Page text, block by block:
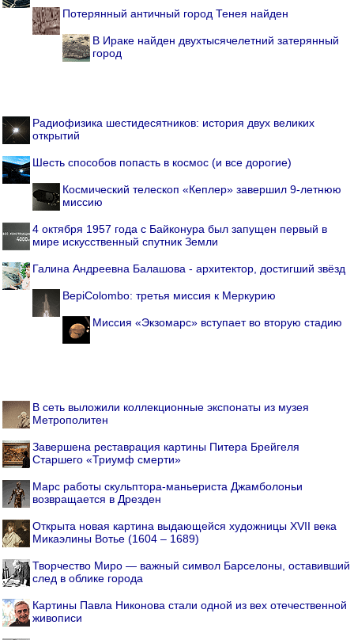
Потерянный античный город Тенея найден
В Ираке найден двухтысячелетний затерянный
город
Радиофизика шестидесятников: история двух великих
открытий
Шесть способов попасть в космос (и все дорогие)
Космический телескоп «Кеплер» завершил 9-летнюю
миссию
4 октября 1957 года с Байконура был запущен первый в
мире искусственный спутник Земли
Галина Андреевна Балашова - архитектор, достигший звёзд
BepiColombo: третья миссия к Меркурию
Миссия «Экзомарс» вступает во вторую стадию
В сеть выложили коллекционные экспонаты из музея
Метрополитен
Завершена реставрация картины Питера Брейгеля
Старшего «Триумф смерти»
Марс работы скульптора-маньериста Джамболоньи
возвращается в Дрезден
Открыта новая картина выдающейся художницы XVII века
Микаэлины Вотье (1604 – 1689)
Творчество Миро — важный символ Барселоны, оставивший
след в облике города
Картины Павла Никонова стали одной из вех отечественной
живописи